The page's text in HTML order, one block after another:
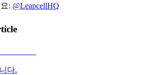
: @LeapcellHQ
다.